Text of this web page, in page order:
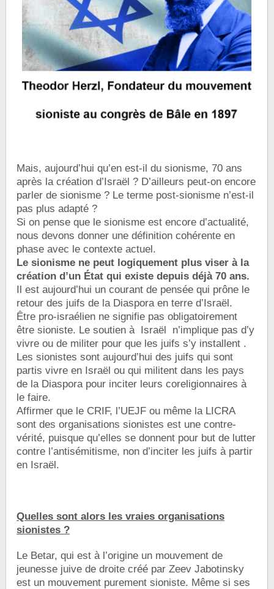
Mais, aujourd’hui qu’en est-il du sionisme, 70 ans
après la création d’Israël ? D’ailleurs peut-on encore
parler de sionisme ? Le terme post-sionisme n’est-il
pas plus adapté ?
Si on pense que le sionisme est encore d’actualité,
nous devons donner une définition cohérente en
phase avec le contexte actuel.
Le sionisme ne peut logiquement plus viser à la
création d’un État qui existe depuis déjà 70 ans.
Il est aujourd’hui un courant de pensée qui prône le
retour des juifs de la Diaspora en terre d’Israël.
Être pro-israélien ne signifie pas obligatoirement
être sioniste. Le soutien à Israël n’implique pas d’y
vivre ou de militer pour que les juifs s’y installent .
Les sionistes sont aujourd’hui des juifs qui sont
partis vivre en Israël ou qui militent dans les pays
de la Diaspora pour inciter leurs coreligionnaires à
le faire.
Affirmer que le CRIF, l’UEJF ou même la LICRA
sont des organisations sionistes est une contre-
vérité, puisque qu’elles se donnent pour but de lutter
contre l’antisémitisme, non d’inciter les juifs à partir
en Israël.
Quelles sont alors les vraies organisations
sionistes ?
Le Betar, qui est à l’origine un mouvement de
jeunesse juive de droite créé par Zeev Jabotinsky
est un mouvement purement sioniste. Même si ses